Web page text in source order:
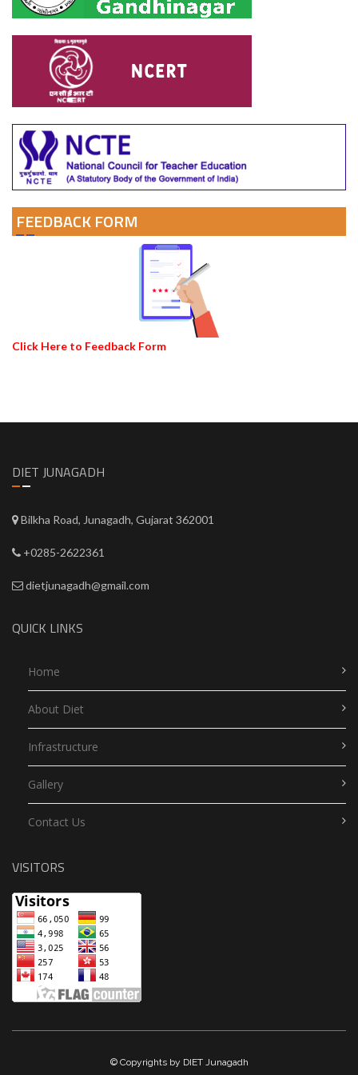
FEEDBACK FORM
Click Here to Feedback Form
DIET JUNAGADH
Bilkha Road, Junagadh, Gujarat 362001
+0285-2622361
dietjunagadh@gmail.com
QUICK LINKS
Home
About Diet
Infrastructure
Gallery
Contact Us
VISITORS
© Copyrights by DIET Junagadh